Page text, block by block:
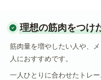
理想の筋肉をつけ
筋肉量を増やしたい人や、
人におすすめです。
一人ひとりに合わせたトレ